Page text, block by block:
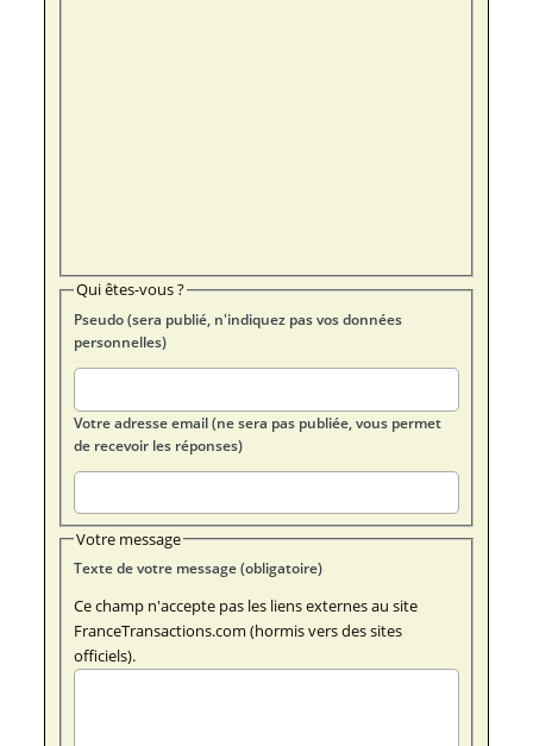
Qui êtes-vous ?
Pseudo (sera publié, n'indiquez pas vos données
personnelles)
Votre adresse email (ne sera pas publiée, vous permet
de recevoir les réponses)
Votre message
Texte de votre message (obligatoire)
Ce champ n'accepte pas les liens externes au site
FranceTransactions.com (hormis vers des sites
officiels).